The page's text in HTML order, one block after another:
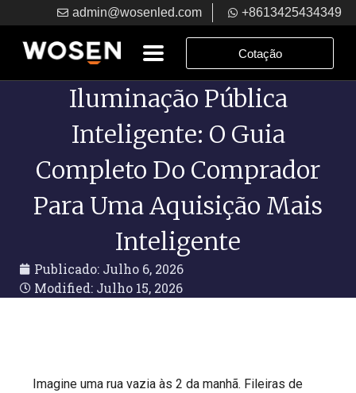
admin@wosenled.com +8613425434349
Cotação
Iluminação Pública
Inteligente: O Guia
Completo Do Comprador
Para Uma Aquisição Mais
Inteligente
Publicado: Julho 6, 2026
Modified: Julho 15, 2026
Imagine uma rua vazia às 2 da manhã. Fileiras de